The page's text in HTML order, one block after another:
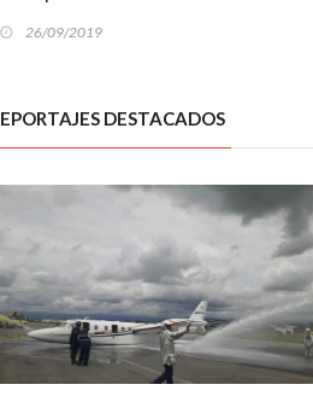
26/09/2019
EPORTAJES DESTACADOS